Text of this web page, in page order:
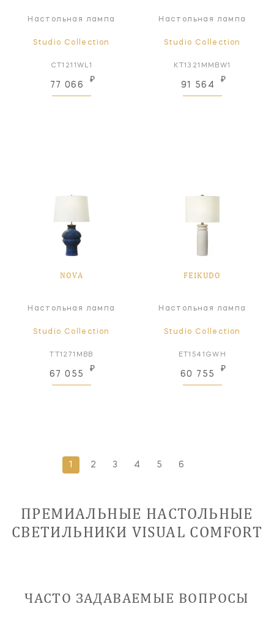
Настольная лампа
Studio Collection
CT1211WL1
77 066
₽
Настольная лампа
Studio Collection
KT1321MMBW1
91 564
₽
NOVA
Настольная лампа
Studio Collection
TT1271MBB
67 055
₽
FEIKUDO
Настольная лампа
Studio Collection
ET1541GWH
60 755
₽
1 2 3 4 5 6
ПРЕМИАЛЬНЫЕ НАСТОЛЬНЫЕ
СВЕТИЛЬНИКИ VISUAL COMFORT
ЧАСТО ЗАДАВАЕМЫЕ ВОПРОСЫ